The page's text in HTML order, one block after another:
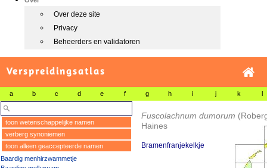
Over deze site
Privacy
Beheerders en validatoren
Verspreidingsatlas
a b c d e f g h i j k l
toon wetenschappelijke namen
verberg synoniemen
toon alleen geaccepteerde namen
Baardig menhirzwammetje
Fuscolachnum dumorum
Haines
Bramenfranjekelkje